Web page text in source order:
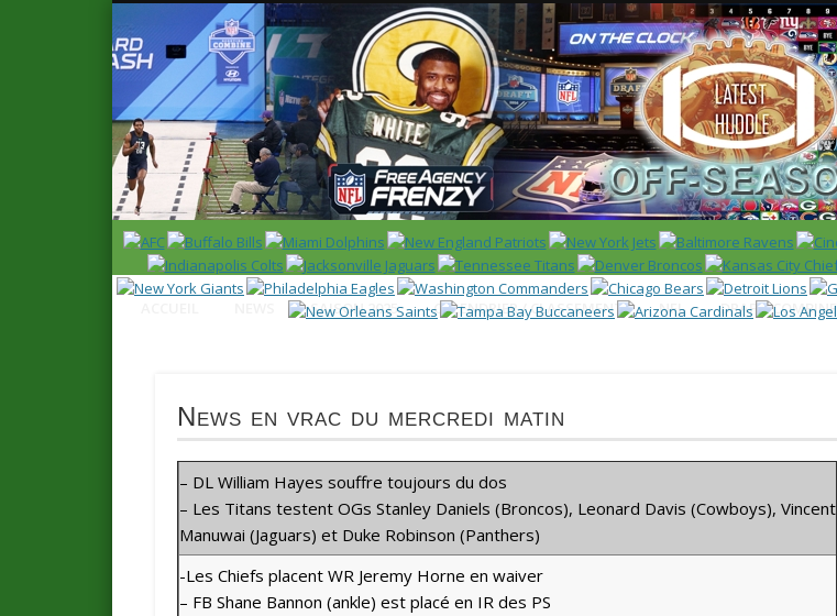
News en français sur la NFL et le Football Américain (Foot US)
SAISON 2025 CALENDRIER / CLASSEMENT NFL DRAFT/COMBINE
News en vrac du mercredi matin
– DL William Hayes souffre toujours du dos
– Les Titans testent OGs Stanley Daniels (Broncos), Leonard Davis (Cowboys), Vincent
Manuwai (Jaguars) et Duke Robinson (Panthers)
-Les Chiefs placent WR Jeremy Horne en waiver
– FB Shane Bannon (ankle) est placé en IR des PS